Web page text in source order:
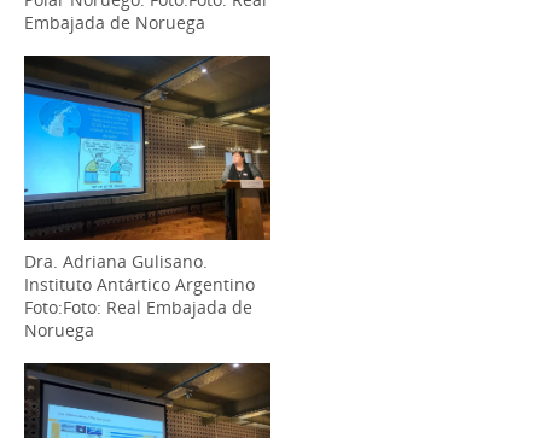
Embajada de Noruega
Dra. Adriana Gulisano.
Instituto Antártico Argentino
Foto:Foto: Real Embajada de
Noruega